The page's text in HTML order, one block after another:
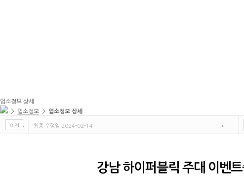
업소정보 상세
> 업소정보 > 업소정보 상세
이전 최종 수정일 2024-02-14
강남 하이퍼블릭 주대 이벤